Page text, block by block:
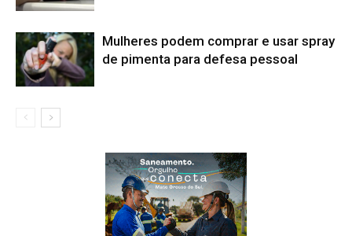
Mulheres podem comprar e usar spray
de pimenta para defesa pessoal